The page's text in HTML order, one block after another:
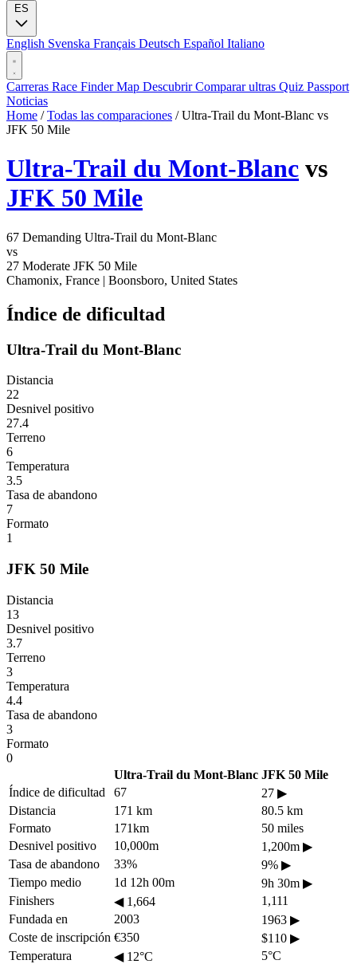
English Svenska Français Deutsch Español Italiano
Carreras Race FinderMap DescubrirComparar ultras Quiz Passport
Noticias
Home / Todas las comparaciones / Ultra-Trail du Mont-Blanc vs
JFK 50 Mile
Ultra-Trail du Mont-Blanc vs
JFK 50 Mile
67 Demanding Ultra-Trail du Mont-Blanc
vs
27 Moderate JFK 50 Mile
Chamonix, France | Boonsboro, United States
Índice de dificultad
Ultra-Trail du Mont-Blanc
Distancia
22
Desnivel positivo
27.4
Terreno
6
Temperatura
3.5
Tasa de abandono
7
Formato
1
JFK 50 Mile
Distancia
13
Desnivel positivo
3.7
Terreno
3
Temperatura
4.4
Tasa de abandono
3
Formato
0
Ultra-Trail du Mont-Blanc JFK 50 Mile
Índice de dificultad
67 27 ▶
Distancia
171 km
80.5 km
Formato
171km
50 miles
Desnivel positivo
10,000m 1,200m ▶
Tasa de abandono
33% 9% ▶
Tiempo medio
1d 12h 00m 9h 30m ▶
Finishers
◀1,664
1,111
Fundada en
2003 1963 ▶
Coste de inscripción €350 $110 ▶
Temperatura
◀12°C
5°C